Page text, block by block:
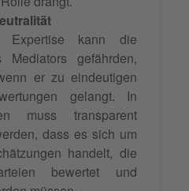
Expertise kann die
Mediators gefährden,
er zu eindeutigen
gelangt. In
muss transparent
dass es sich um
handelt, die
bewertet und